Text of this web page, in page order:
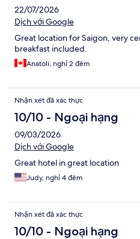
22/07/2026
Dịch với Google
Great location for Saigon, very
breakfast included.
Anatoli, nghỉ 2 đêm
Nhận xét đã xác thực
10/10 - Ngoại hạng
09/03/2026
Dịch với Google
Great hotel in great location
Judy, nghỉ 4 đêm
Nhận xét đã xác thực
10/10 - Ngoại hạng